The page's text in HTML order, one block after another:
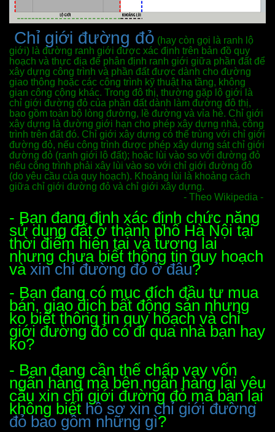
Chỉ giới đường đỏ (hay còn gọi là ranh lộ
giới) là đường ranh giới được xác định trên bản đồ quy
hoạch và thực địa để phân định ranh giới giữa phần đất để
xây dựng công trình và phần đất được dành cho đường
giao thông hoặc các công trình kỹ thuật hạ tầng, không
gian công cộng khác. Trong đô thị, thường gặp lộ giới là
chỉ giới đường đỏ của phần đất dành làm đường đô thị,
bao gồm toàn bộ lòng đường, lề đường và vỉa hè. Chỉ giới
xây dựng là đường giới hạn cho phép xây dựng nhà, công
trình trên đất đó. Chỉ giới xây dựng có thể trùng với chỉ giới
đường đỏ, nếu công trình được phép xây dựng sát chỉ giới
đường đỏ (ranh giới lô đất); hoặc lùi vào so với đường đỏ
nếu công trình phải xây lùi vào so với chỉ giới đường đỏ
(do yêu cầu của quy hoạch). Khoảng lùi là khoảng cách
giữa chỉ giới đường đỏ và chỉ giới xây dựng.
- Theo Wikipedia -
- Bạn đang định xác định chức năng
sử dụng đất ở thành phố Hà Nội tại
thời điểm hiên tại và tương lai
nhưng chưa biết thông tin quy hoạch
và xin chỉ đường đỏ ở đâu?
- Bạn đang có mục đích đầu tư mua
bán, giao dịch bất động sản nhưng
ko biết thông tin quy hoạch và chỉ
giới đường đỏ có đi qua nhà bạn hay
ko?
- Bạn đang cần thế chấp vay vốn
ngân hàng mà bên ngân hàng lại yêu
cầu xin chỉ giới đường đỏ mà bạn lại
không biết hồ sơ xin chỉ giới đường
đỏ bao gồm những gì?